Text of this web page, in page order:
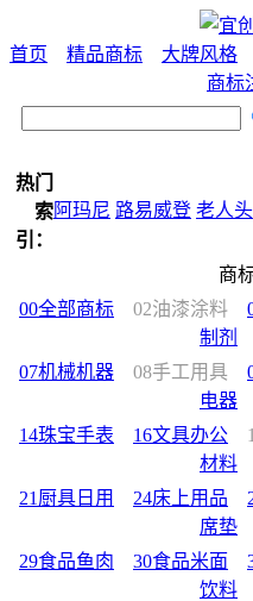
首页 精品商标 大牌风格
商标
热门
索
引：
阿玛尼 路易威登 老人头
苹果
休闲 女装 男装 童装 中
英国 德国 墨西哥 花化
商
00全部商标
02油漆涂料
制剂
07机械机器
08手工用具
电器
14珠宝手表
16文具办公
材料
21厨具日用
24床上用品
席垫
29食品鱼肉
30食品米面
饮料